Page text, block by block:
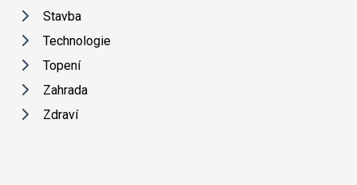
Stavba
Technologie
Topení
Zahrada
Zdraví